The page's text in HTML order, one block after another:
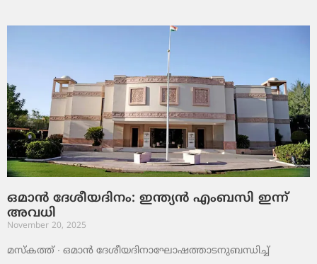
ഒമാൻ ദേശീയദിനം: ഇന്ത്യൻ എംബസി ഇന്ന്
അവധി
November 20, 2025
മസ്‌കത്ത് ∙ ഒമാൻ ദേശീയദിനാഘോഷത്താടനുബന്ധിച്ച്